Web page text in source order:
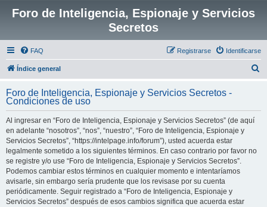
Foro de Inteligencia, Espionaje y Servicios
Secretos
FAQ Identificarse
Registrarse
Índice general
c
Foro de Inteligencia, Espionaje y Servicios Secretos -
Condiciones de uso
Al ingresar en “Foro de Inteligencia, Espionaje y Servicios Secretos” (de aquí
en adelante “nosotros”, “nos”, “nuestro”, “Foro de Inteligencia, Espionaje y
Servicios Secretos”, “https://intelpage.info/forum”), usted acuerda estar
legalmente sometido a los siguientes términos. En caso contrario por favor no
se registre y/o use “Foro de Inteligencia, Espionaje y Servicios Secretos”.
Podemos cambiar estos términos en cualquier momento e intentaríamos
avisarle, sin embargo sería prudente que los revisase por su cuenta
periódicamente. Seguir registrado a “Foro de Inteligencia, Espionaje y
Servicios Secretos” después de esos cambios significa que acuerda estar